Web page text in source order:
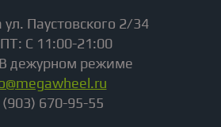
ул. Паустовского 2/34
С 11:00-21:00
дежурном режиме
(903) 670-95-55